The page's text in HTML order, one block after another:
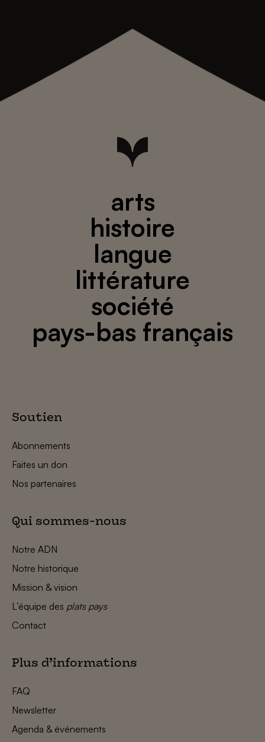
arts
histoire
langue
littérature
société
pays-bas français
Soutien
Abonnements
Faites un don
Nos partenaires
Qui sommes-nous
Notre ADN
Notre historique
Mission & vision
L’équipe des plats pays
Contact
Plus d’informations
FAQ
Newsletter
Agenda & événements